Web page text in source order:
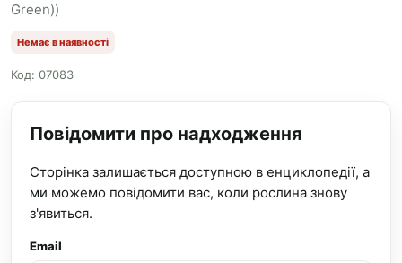
Green))
Немає в наявності
Код: 07083
Повідомити про надходження
Сторінка залишається доступною в енциклопедії, а
ми можемо повідомити вас, коли рослина знову
з'явиться.
Email